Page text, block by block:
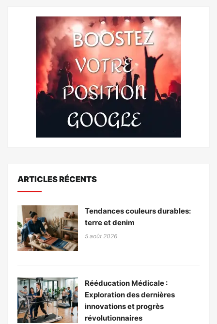
ARTICLES RÉCENTS
Tendances couleurs durables:
terre et denim
5 août 2026
Rééducation Médicale :
Exploration des dernières
innovations et progrès
révolutionnaires